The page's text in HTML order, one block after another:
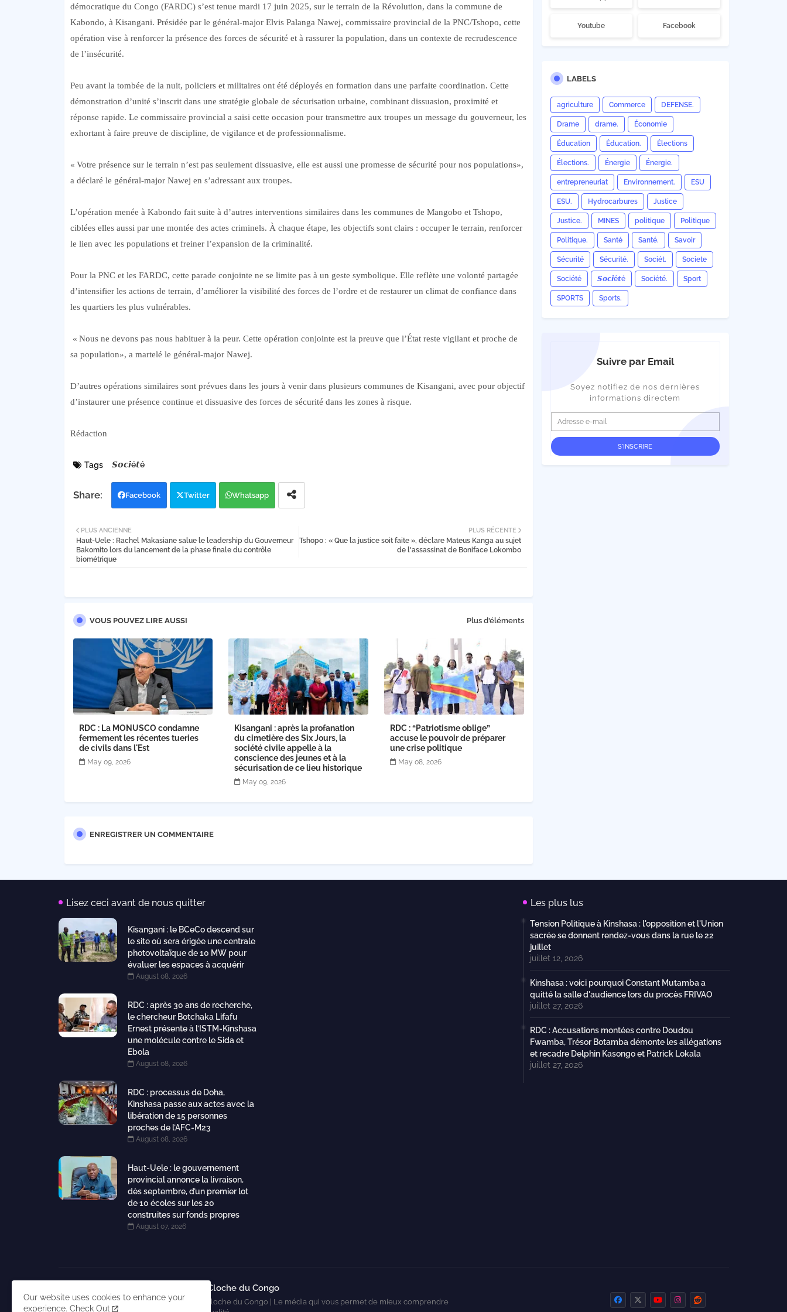
démocratique du Congo (FARDC) s’est tenue mardi 17 juin 2025, sur le terrain de la Révolution, dans la commune de
Kabondo, à Kisangani. Présidée par le général-major Elvis Palanga Nawej, commissaire provincial de la PNC/Tshopo, cette
opération vise à renforcer la présence des forces de sécurité et à rassurer la population, dans un contexte de recrudescence
de l’insécurité.
Peu avant la tombée de la nuit, policiers et militaires ont été déployés en formation dans une parfaite coordination. Cette
démonstration d’unité s’inscrit dans une stratégie globale de sécurisation urbaine, combinant dissuasion, proximité et
réponse rapide. Le commissaire provincial a saisi cette occasion pour transmettre aux troupes un message du gouverneur, les
exhortant à faire preuve de discipline, de vigilance et de professionnalisme.
« Votre présence sur le terrain n’est pas seulement dissuasive, elle est aussi une promesse de sécurité pour nos populations»,
a déclaré le général-major Nawej en s’adressant aux troupes.
L’opération menée à Kabondo fait suite à d’autres interventions similaires dans les communes de Mangobo et Tshopo,
ciblées elles aussi par une montée des actes criminels. À chaque étape, les objectifs sont clairs : occuper le terrain, renforcer
le lien avec les populations et freiner l’expansion de la criminalité.
Pour la PNC et les FARDC, cette parade conjointe ne se limite pas à un geste symbolique. Elle reflète une volonté partagée
d’intensifier les actions de terrain, d’améliorer la visibilité des forces de l’ordre et de restaurer un climat de confiance dans
les quartiers les plus vulnérables.
« Nous ne devons pas nous habituer à la peur. Cette opération conjointe est la preuve que l’État reste vigilant et proche de
sa population», a martelé le général-major Nawej.
D’autres opérations similaires sont prévues dans les jours à venir dans plusieurs communes de Kisangani, avec pour objectif
d’instaurer une présence continue et dissuasive des forces de sécurité dans les zones à risque.
Rédaction
Tags 𝙎𝙤𝙘𝙞é𝙩é
Facebook Twitter Whatsapp
PLUS RÉCENTE
Tshopo : « Que la justice soit faite », déclare Mateus Kanga au sujet
de l'assassinat de Boniface Lokombo
PLUS ANCIENNE
Haut-Uele : Rachel Makasiane salue le leadership du Gouverneur
Bakomito lors du lancement de la phase finale du contrôle
biométrique
VOUS POUVEZ LIRE AUSSI Plus d'éléments
RDC : La MONUSCO condamne
fermement les récentes tueries
de civils dans l'Est
May 09, 2026
Kisangani : après la profanation
du cimetière des Six Jours, la
société civile appelle à la
conscience des jeunes et à la
sécurisation de ce lieu historique
May 09, 2026
RDC : “Patriotisme oblige”
accuse le pouvoir de préparer
une crise politique
May 08, 2026
ENREGISTRER UN COMMENTAIRE
Youtube Facebook
LABELS
agriculture Commerce DEFENSE.
Drame drame. Économie
Éducation Éducation. Élections
Élections. Énergie Énergie.
entrepreneuriat Environnement. ESU
ESU. Hydrocarbures Justice
Justice. MINES politique Politique
Politique. Santé Santé. Savoir
Sécurité Sécurité. Sociét. Societe
Société 𝙎𝙤𝙘𝙞é𝙩é Société. Sport
SPORTS Sports.
Suivre par Email
Soyez notifiez de nos dernières
informations directem
Lisez ceci avant de nous quitter
Kisangani : le BCeCo descend sur
le site où sera érigée une centrale
photovoltaïque de 10 MW pour
évaluer les espaces à acquérir
August 08, 2026
RDC : après 30 ans de recherche,
le chercheur Botchaka Lifafu
Ernest présente à l’ISTM-Kinshasa
une molécule contre le Sida et
Ebola
August 08, 2026
RDC : processus de Doha,
Kinshasa passe aux actes avec la
libération de 15 personnes
proches de l’AFC-M23
August 08, 2026
Haut-Uele : le gouvernement
provincial annonce la livraison,
dès septembre, d’un premier lot
de 10 écoles sur les 20
construites sur fonds propres
August 07, 2026
Les plus lus
Tension Politique à Kinshasa : l'opposition et l'Union
sacrée se donnent rendez-vous dans la rue le 22
juillet
juillet 12, 2026
Kinshasa : voici pourquoi Constant Mutamba a
quitté la salle d'audience lors du procès FRIVAO
juillet 27, 2026
RDC : Accusations montées contre Doudou
Fwamba, Trésor Botamba démonte les allégations
et recadre Delphin Kasongo et Patrick Lokala
juillet 27, 2026
La Cloche du Congo
La Cloche du Congo | Le média qui vous permet de mieux comprendre
Our website uses cookies to enhance your
experience. Check Out